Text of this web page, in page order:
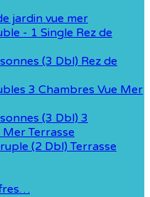
jardin vue mer
- 1 Single Rez de
(3 Dbl) Rez de
3 Chambres Vue Mer
(3 Dbl) 3
Terrasse
(2 Dbl) Terrasse